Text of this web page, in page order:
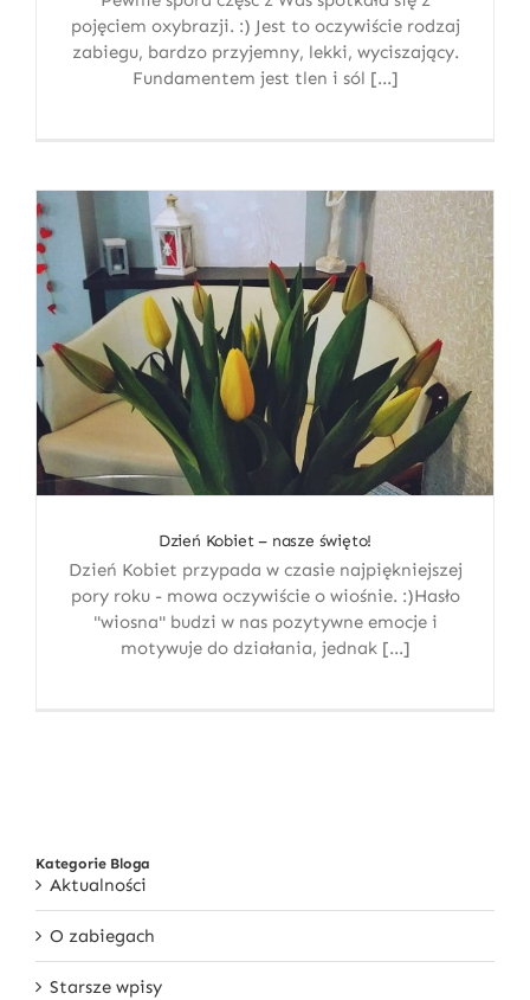
pojęciem oxybrazji. :) Jest to oczywiście rodzaj
zabiegu, bardzo przyjemny, lekki, wyciszający.
Fundamentem jest tlen i sól [...]
Dzień Kobiet – nasze święto!
Dzień Kobiet przypada w czasie najpiękniejszej
pory roku - mowa oczywiście o wiośnie. :)Hasło
"wiosna" budzi w nas pozytywne emocje i
motywuje do działania, jednak [...]
Kategorie Bloga
Aktualności
O zabiegach
Starsze wpisy